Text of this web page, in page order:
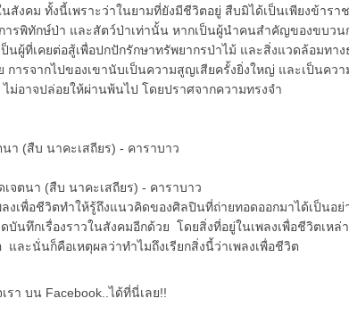
สังคม ทั้งนี้เพราะว่าในยามที่ยังมีชีวิตอยู่ สืบมิได้เป็นเพียงข้ารา
การพิทักษ์ป่า และสัตว์ป่าเท่านั้น หากเป็นผู้นำคนสำคัญของขบว
ป็นผู้ที่เคยต่อสู้เพื่อปกปักรักษาทรัพยากรป่าไม้ และสิ่งแวดล้อมทา
การจากไปของเขานับเป็นความสูญเสียครั้งยิ่งใหญ่ และเป็นคว
ม่อาจปล่อยให้ผ่านพ้นไป โดยปราศจากความทรงจำ
นา (สืบ นาคะเสถียร) - คาราบาว
เจตนา (สืบ นาคะเสถียร) - คาราบาว
อชีวิตทำให้รู้ถึงแนวคิดของศิลปินที่ถ่ายทอดออกมาได้เป็นอย่า
บันทึกเรื่องราวในสังคมอีกด้วย โดยสิ่งที่อยู่ในเพลงเพื่อชีวิตเห
และนั่นก็คือเหตุผลว่าทำไมถึงเรียกสิ่งนี้ว่าเพลงเพื่อชีวิต
รา บน Facebook..ได้ที่นี่เลย!!